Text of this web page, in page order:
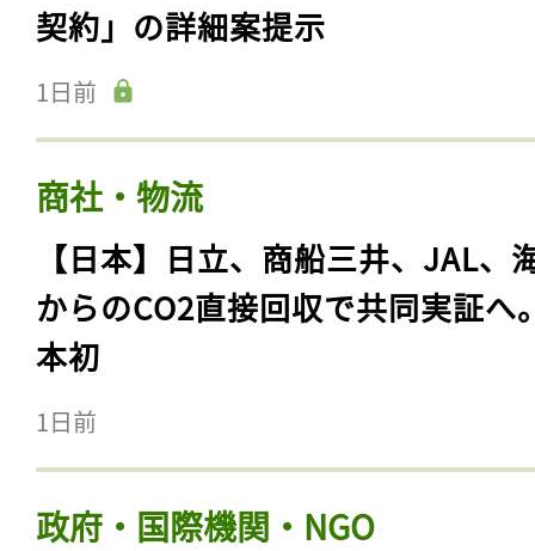
契約」の詳細案提示
1日前
商社・物流
【日本】日立、商船三井、JAL、
からのCO2直接回収で共同実証へ
本初
1日前
政府・国際機関・NGO